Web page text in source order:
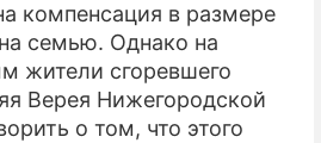
компенсация в размере
семью. Однако на
жители сгоревшего
Верея Нижегородской
о том, что этого